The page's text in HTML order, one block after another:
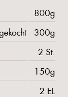
800g
300g
2 St.
150g
2 EL